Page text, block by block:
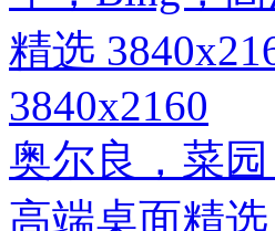
3840x2160
奥尔良，菜
高端桌面精选